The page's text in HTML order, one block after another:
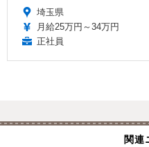
埼玉県
月給25万円～34万円
正社員
関連